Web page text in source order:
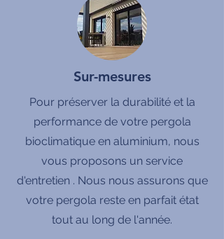
Sur-mesures
Pour préserver la durabilité et la
performance de votre pergola
bioclimatique en aluminium, nous
vous proposons un service
d'entretien . Nous nous assurons que
votre pergola reste en parfait état
tout au long de l'année.